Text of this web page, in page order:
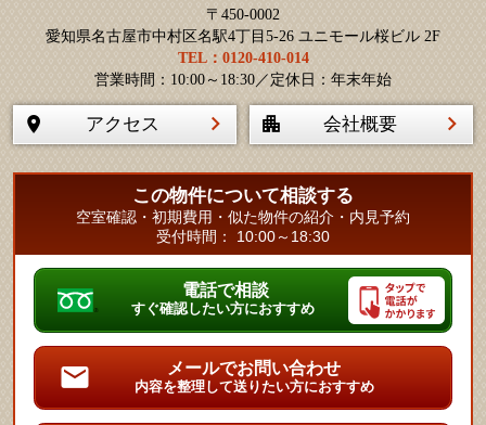
〒450-0002
愛知県名古屋市中村区名駅4丁目5-26 ユニモール桜ビル 2F
TEL：0120-410-014
営業時間：10:00～18:30／定休日：年末年始
アクセス 会社概要
この物件について相談する
空室確認・初期費用・似た物件の紹介・内見予約
受付時間： 10:00～18:30
電話で相談
すぐ確認したい方におすすめ
メールでお問い合わせ
内容を整理して送りたい方におすすめ